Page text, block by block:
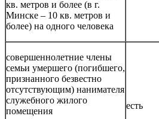
кв. метров и более (в г.
Минске – 10 кв. метров и
более) на одного человека
совершеннолетние члены
семьи умершего (погибшего,
признанного безвестно
отсутствующим) нанимателя
служебного жилого
помещения
есть